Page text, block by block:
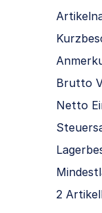
Brutto
Netto
2